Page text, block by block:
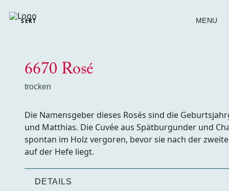
MENU
SEKT
6670 Rosé
trocken
Die Namensgeber dieses Rosés sind die
und Matthias. Die Cuvée aus Spätburgunder und
spontan im Holz vergoren, bevor sie nach der
auf der Hefe liegt.
DETAILS